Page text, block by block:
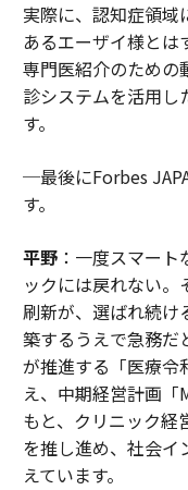
実際に、認知症領域
あるエーザイ様とは
専門医紹介のための
診システムを活用し
す。
─最後にForbes
す。
平野：一度スマート
ックには戻れない
刷新が、選ばれ続け
築するうえで急務だ
が推進する「医療令
え、中期経営計画「
もと、クリニック経
を推し進め、社会イ
えています。